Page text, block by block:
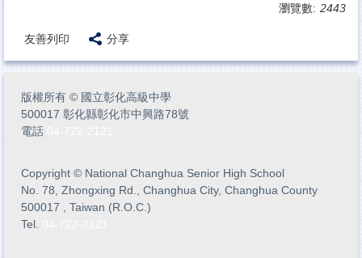
瀏覽數: 2443
友善列印 分享
版權所有 © 國立彰化高級中學
500017 彰化縣彰化市中興路78號
電話
Copyright © National Changhua Senior High School
No. 78, Zhongxing Rd., Changhua City, Changhua County
500017 , Taiwan (R.O.C.)
Tel.